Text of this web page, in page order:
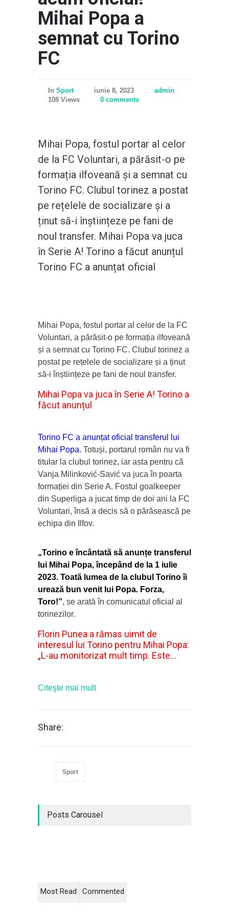
Mihai Popa a
semnat cu Torino
FC
In Sport iunie 8, 2023
admin
108 Views
0 comments
Mihai Popa, fostul portar al celor
de la FC Voluntari, a părăsit-o pe
formația ilfoveană și a semnat cu
Torino FC. Clubul torinez a postat
pe rețelele de socializare și a
ținut să-i înștiințeze pe fani de
noul transfer. Mihai Popa va juca
în Serie A! Torino a făcut anunțul
Torino FC a anunțat oficial
Mihai Popa, fostul portar al celor de la FC
Voluntari, a părăsit-o pe formația ilfoveană
și a semnat cu Torino FC. Clubul torinez a
postat pe rețelele de socializare și a ținut
să-i înștiințeze pe fani de noul transfer.
Mihai Popa va juca în Serie A! Torino a
făcut anunțul
Torino FC a anunțat oficial transferul lui
Mihai Popa. Totuși, portarul român nu va fi
titular la clubul torinez, iar asta pentru că
Vanja Milinković-Savić va juca în poarta
formației din Serie A. Fostul goalkeeper
din Superliga a jucat timp de doi ani la FC
Voluntari, însă a decis să o părăsească pe
echipa din Ilfov.
„Torino e încântată să anunțe transferul
lui Mihai Popa, începând de la 1 iulie
2023. Toată lumea de la clubul Torino îi
urează bun venit lui Popa. Forza,
Toro!”, se arată în comunicatul oficial al
torinezilor.
Florin Punea a rămas uimit de
interesul lui Torino pentru Mihai Popa:
„L-au monitorizat mult timp. Este…
Citeşte mai mult
Share:
Sport
Posts Carousel
Most Read Commented